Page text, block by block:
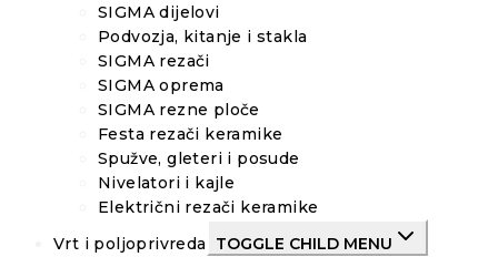
SIGMA dijelovi
Podvozja, kitanje i stakla
SIGMA rezači
SIGMA oprema
SIGMA rezne ploče
Festa rezači keramike
Spužve, gleteri i posude
Nivelatori i kajle
Električni rezači keramike
Vrt i poljoprivreda
TOGGLE CHILD MENU